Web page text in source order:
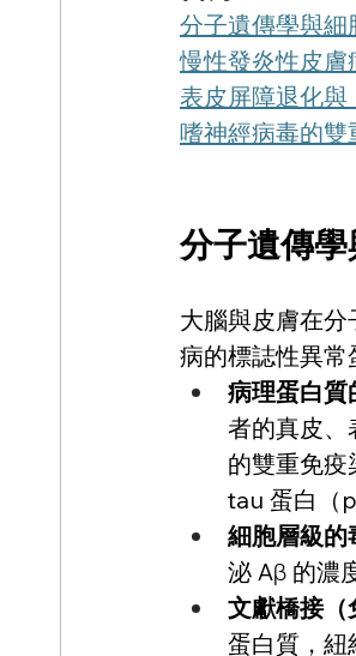
分子遺傳學與
慢性發炎性皮
表皮屏障退化
嗜神經病毒的
分子遺傳
大腦與皮膚在
病的標誌性異常
病理蛋白質
者的真皮、
的雙重免
tau 蛋白（
細胞層級的
泌 Aβ 的濃
文獻橋接（
蛋白質，